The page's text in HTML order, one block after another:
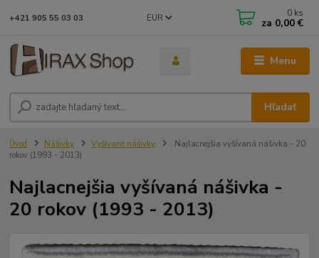
Menu
EUR
Hľadať
+421 905 55 03 03 0 ks
za 0,00 €
Úvod Nášivky Vyšívané nášivky
Najlacnejšia vyšívaná nášivka - 20
rokov (1993 - 2013)
Najlacnejšia vyšívaná nášivka -
20 rokov (1993 - 2013)